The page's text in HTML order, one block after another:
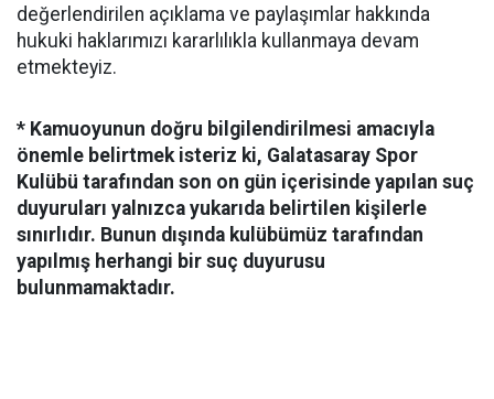
değerlendirilen açıklama ve paylaşımlar hakkında
hukuki haklarımızı kararlılıkla kullanmaya devam
etmekteyiz.
* Kamuoyunun doğru bilgilendirilmesi amacıyla
önemle belirtmek isteriz ki, Galatasaray Spor
Kulübü tarafından son on gün içerisinde yapılan suç
duyuruları yalnızca yukarıda belirtilen kişilerle
sınırlıdır. Bunun dışında kulübümüz tarafından
yapılmış herhangi bir suç duyurusu
bulunmamaktadır.